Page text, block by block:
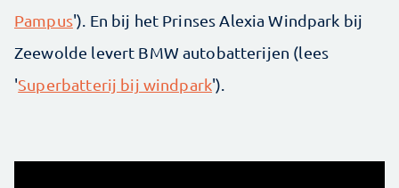
Pampus'). En bij het Prinses Alexia Windpark bij
Zeewolde levert BMW autobatterijen (lees
'Superbatterij bij windpark').